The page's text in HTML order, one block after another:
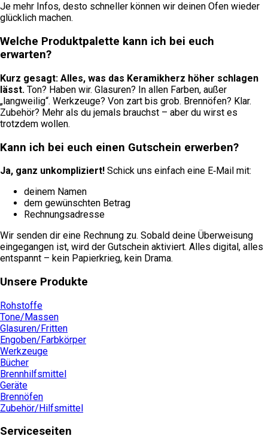
Je mehr Infos, desto schneller können wir deinen Ofen wieder
glücklich machen.
Welche Produktpalette kann ich bei euch
erwarten?
Kurz gesagt: Alles, was das Keramikherz höher schlagen
lässt. Ton? Haben wir. Glasuren? In allen Farben, außer
„langweilig“. Werkzeuge? Von zart bis grob. Brennöfen? Klar.
Zubehör? Mehr als du jemals brauchst – aber du wirst es
trotzdem wollen.
Kann ich bei euch einen Gutschein erwerben?
Ja, ganz unkompliziert! Schick uns einfach eine E‑Mail mit:
deinem Namen
dem gewünschten Betrag
Rechnungsadresse
Wir senden dir eine Rechnung zu. Sobald deine Überweisung
eingegangen ist, wird der Gutschein aktiviert. Alles digital, alles
entspannt – kein Papierkrieg, kein Drama.
Unsere Produkte
Rohstoffe
Tone/Massen
Glasuren/Fritten
Engoben/Farbkörper
Werkzeuge
Bücher
Brennhilfsmittel
Geräte
Brennöfen
Zubehör/Hilfsmittel
Serviceseiten